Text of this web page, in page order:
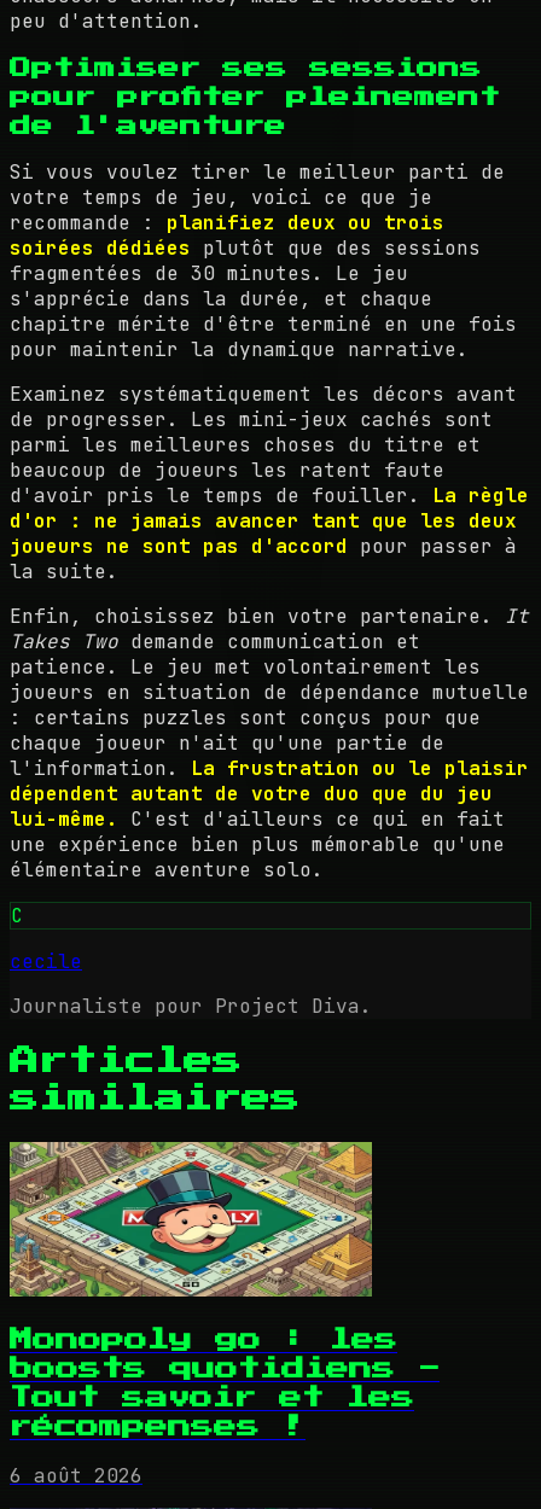
peu d'attention.
Optimiser ses sessions
pour profiter pleinement
de l'aventure
Si vous voulez tirer le meilleur parti de
votre temps de jeu, voici ce que je
recommande : planifiez deux ou trois
soirées dédiées plutôt que des sessions
fragmentées de 30 minutes. Le jeu
s'apprécie dans la durée, et chaque
chapitre mérite d'être terminé en une fois
pour maintenir la dynamique narrative.
Examinez systématiquement les décors avant
de progresser. Les mini-jeux cachés sont
parmi les meilleures choses du titre et
beaucoup de joueurs les ratent faute
d'avoir pris le temps de fouiller. La règle
d'or : ne jamais avancer tant que les deux
joueurs ne sont pas d'accord pour passer à
la suite.
Enfin, choisissez bien votre partenaire. It
Takes Two demande communication et
patience. Le jeu met volontairement les
joueurs en situation de dépendance mutuelle
: certains puzzles sont conçus pour que
chaque joueur n'ait qu'une partie de
l'information. La frustration ou le plaisir
dépendent autant de votre duo que du jeu
lui-même.
C'est d'ailleurs ce qui en fait
une expérience bien plus mémorable qu'une
élémentaire aventure solo.
C
cecile
Journaliste pour Project Diva.
Articles
similaires
Monopoly go : les
boosts quotidiens -
Tout savoir et les
récompenses !
6 août 2026